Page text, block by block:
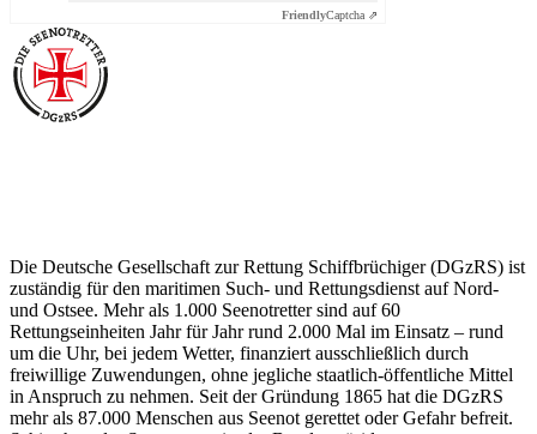
FriendlyCaptcha ⇗
Die Deutsche Gesellschaft zur Rettung Schiffbrüchiger (DGzRS) ist
zuständig für den maritimen Such- und Rettungsdienst auf Nord-
und Ostsee. Mehr als 1.000 Seenotretter sind auf 60
Rettungseinheiten Jahr für Jahr rund 2.000 Mal im Einsatz – rund
um die Uhr, bei jedem Wetter, finanziert ausschließlich durch
freiwillige Zuwendungen, ohne jegliche staatlich-öffentliche Mittel
in Anspruch zu nehmen. Seit der Gründung 1865 hat die DGzRS
mehr als 87.000 Menschen aus Seenot gerettet oder Gefahr befreit.